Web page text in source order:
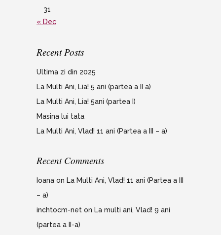
31
« Dec
Recent Posts
Ultima zi din 2025
La Multi Ani, Lia! 5 ani (partea a II a)
La Multi Ani, Lia! 5ani (partea I)
Masina lui tata
La Multi Ani, Vlad! 11 ani (Partea a III – a)
Recent Comments
Ioana on La Multi Ani, Vlad! 11 ani (Partea a III
– a)
inchtocm-net on La multi ani, Vlad! 9 ani
(partea a II-a)